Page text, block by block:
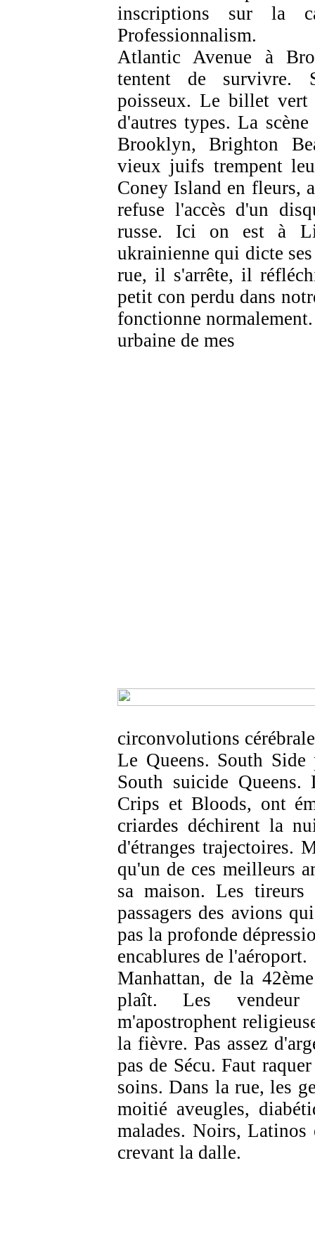
inscriptions sur la
Professionnalism.
Atlantic Avenue à
tentent de survivre.
poisseux. Le billet
d'autres types. La
Brooklyn, Brighton
vieux juifs trempent
Coney Island en fleurs,
refuse l'accès d'un
russe. Ici on est à
ukrainienne qui dicte
rue, il s'arrête, il
petit con perdu dans
fonctionne
urbaine de mes
circonvolutions
Le Queens. South
South suicide
Crips et Bloods, ont
criardes déchirent la
d'étranges trajectoires.
qu'un de ces meilleurs
sa maison. Les
passagers des avions
pas la profonde
encablures de l'aéroport.
Manhattan, de la
plaît. Les
m'apostrophent
la fièvre. Pas assez
pas de Sécu. Faut
soins. Dans la rue, les
moitié aveugles,
malades. Noirs, Latinos
crevant la dalle.